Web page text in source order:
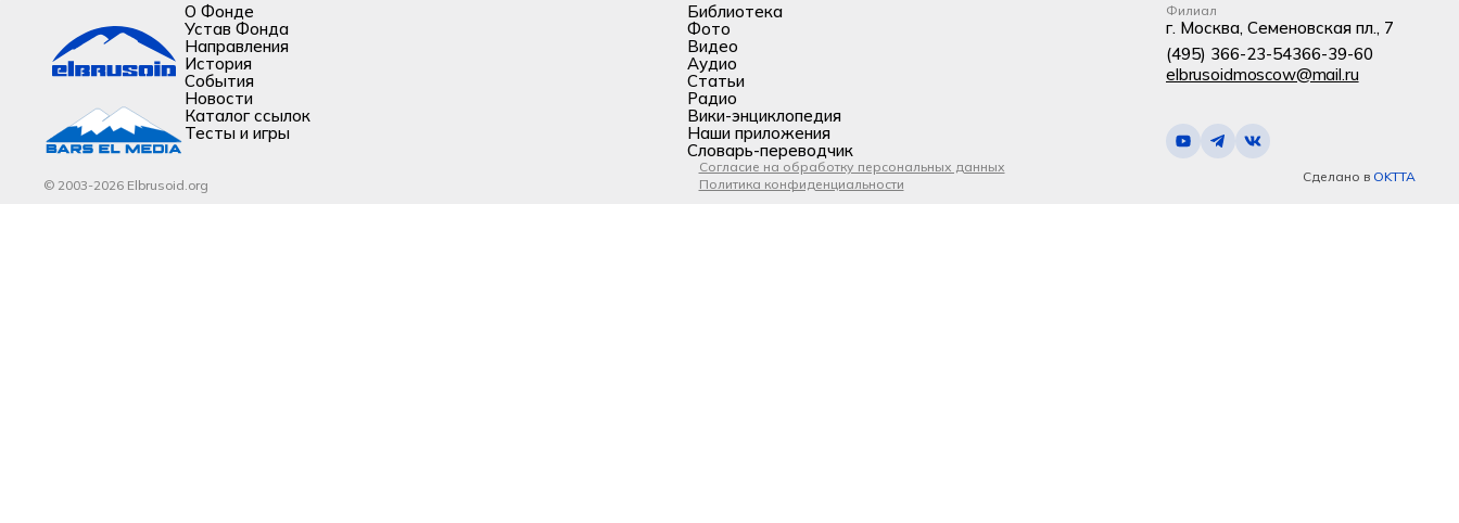
О Фонде
Устав Фонда
Направления
История
События
Новости
Каталог ссылок
Тесты и игры
Библиотека
Фото
Видео
Аудио
Статьи
Радио
Вики-энциклопедия
Наши приложения
Словарь-переводчик
Филиал
г. Москва, Семеновская пл., 7
(495) 366-23-54366-39-60
elbrusoidmoscow@mail.ru
© 2003-2026 Elbrusoid.org
Согласие на обработку персональных данных
Политика конфиденциальности
Сделано в OKTTA